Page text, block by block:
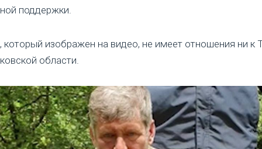
поддержки.
который изображен на видео, не имеет отношения ни к
области.